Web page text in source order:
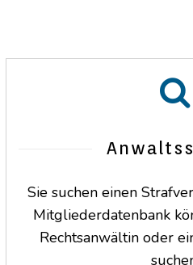
Sie suchen einen
Mitgliederdatenbank
Rechtsanwältin oder